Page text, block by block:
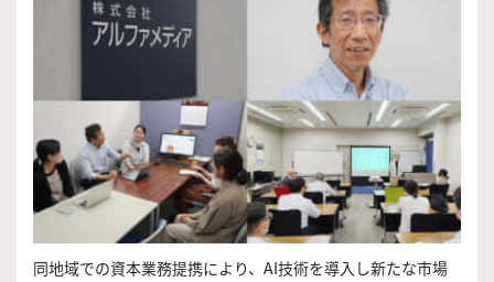
同地域での資本業務提携により、AI技術を導入し新たな市場